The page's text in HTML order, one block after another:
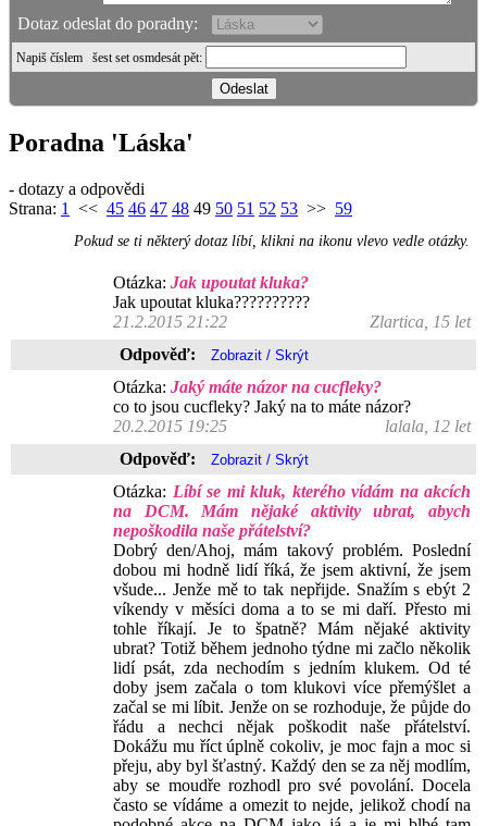
Dotaz odeslat do poradny:
Napiš číslem šest set osmdesát pět:
Poradna 'Láska'
- dotazy a odpovědi
Strana: 1 << 45 46 47 48 49 50 51 52 53 >> 59
Pokud se ti některý dotaz líbí, klikni na ikonu vlevo vedle otázky.
Otázka: Jak upoutat kluka?
Jak upoutat kluka??????????
21.2.2015 21:22
Zlartica, 15 let
Odpověď:
Otázka: Jaký máte názor na cucfleky?
co to jsou cucfleky? Jaký na to máte názor?
20.2.2015 19:25
lalala, 12 let
Odpověď:
Otázka: Líbí se mi kluk, kterého vídám na akcích
na DCM. Mám nějaké aktivity ubrat, abych
nepoškodila naše přátelství?
Dobrý den/Ahoj, mám takový problém. Poslední
dobou mi hodně lidí říká, že jsem aktivní, že jsem
všude... Jenže mě to tak nepřijde. Snažím s ebýt 2
víkendy v měsíci doma a to se mi daří. Přesto mi
tohle říkají. Je to špatně? Mám nějaké aktivity
ubrat? Totiž během jednoho týdne mi začlo několik
lidí psát, zda nechodím s jedním klukem. Od té
doby jsem začala o tom klukovi více přemýšlet a
začal se mi líbit. Jenže on se rozhoduje, že půjde do
řádu a nechci nějak poškodit naše přátelství.
Dokážu mu říct úplně cokoliv, je moc fajn a moc si
přeju, aby byl šťastný. Každý den se za něj modlím,
aby se moudře rozhodl pro své povolání. Docela
často se vídáme a omezit to nejde, jelikož chodí na